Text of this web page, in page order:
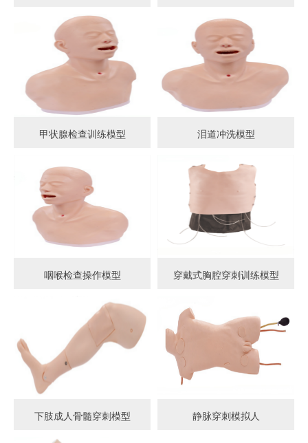
甲状腺检查训练模型 泪道冲洗模型
咽喉检查操作模型 穿戴式胸腔穿刺训练模型
下肢成人骨髓穿刺模型 静脉穿刺模拟人